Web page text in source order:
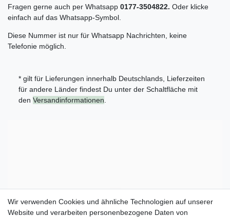
Fragen gerne auch per Whatsapp 0177-3504822. Oder klicke
einfach auf das Whatsapp-Symbol.
Diese Nummer ist nur für Whatsapp Nachrichten, keine
Telefonie möglich.
* gilt für Lieferungen innerhalb Deutschlands, Lieferzeiten
für andere Länder findest Du unter der Schaltfläche mit
den Versandinformationen.
Wir verwenden Cookies und ähnliche Technologien auf unserer
Website und verarbeiten personenbezogene Daten von